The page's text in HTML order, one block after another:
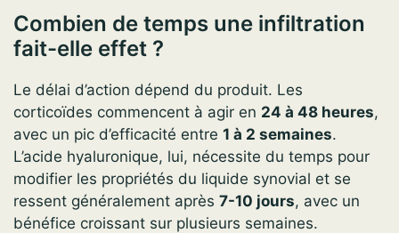
Combien de temps une infiltration
fait-elle effet ?
Le délai d’action dépend du produit. Les
corticoïdes commencent à agir en 24 à 48 heures,
avec un pic d’efficacité entre 1 à 2 semaines.
L’acide hyaluronique, lui, nécessite du temps pour
modifier les propriétés du liquide synovial et se
ressent généralement après 7-10 jours, avec un
bénéfice croissant sur plusieurs semaines.